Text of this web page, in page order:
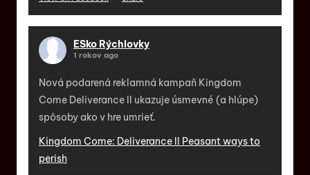
ESko Rýchlovky
1 rokov ago
Nová podarená reklamná kampaň Kingdom
Come Deliverance II ukazuje úsmevné (a hlúpe)
spôsoby ako v hre umrieť.
Kingdom Come: Deliverance II Peasant ways to
perish